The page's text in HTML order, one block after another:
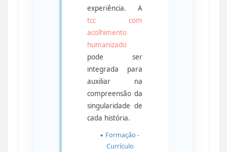
experiência. A
tcc com
acolhimento
humanizado
pode ser
integrada para
auxiliar na
compreensão da
singularidade de
cada história.
Formação -
Currículo